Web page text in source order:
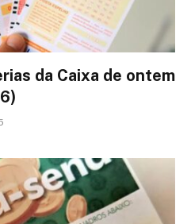
da Caixa de ontem